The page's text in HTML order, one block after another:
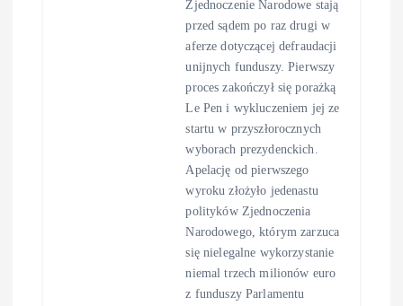
Zjednoczenie Narodowe stają
przed sądem po raz drugi w
aferze dotyczącej defraudacji
unijnych funduszy. Pierwszy
proces zakończył się porażką
Le Pen i wykluczeniem jej ze
startu w przyszłorocznych
wyborach prezydenckich.
Apelację od pierwszego
wyroku złożyło jedenastu
polityków Zjednoczenia
Narodowego, którym zarzuca
się nielegalne wykorzystanie
niemal trzech milionów euro
z funduszy Parlamentu